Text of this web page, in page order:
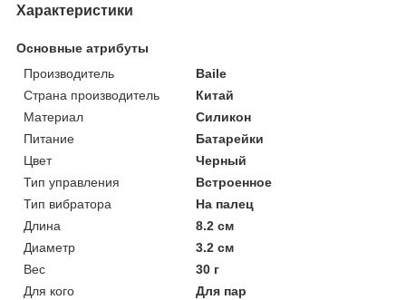
Характеристики
Основные атрибуты
Производитель
Baile
Страна производитель
Китай
Материал
Силикон
Питание
Батарейки
Цвет
Черный
Тип управления
Встроенное
Тип вибратора
На палец
Длина
8.2 см
Диаметр
3.2 см
Вес
30 г
Для кого
Для пар